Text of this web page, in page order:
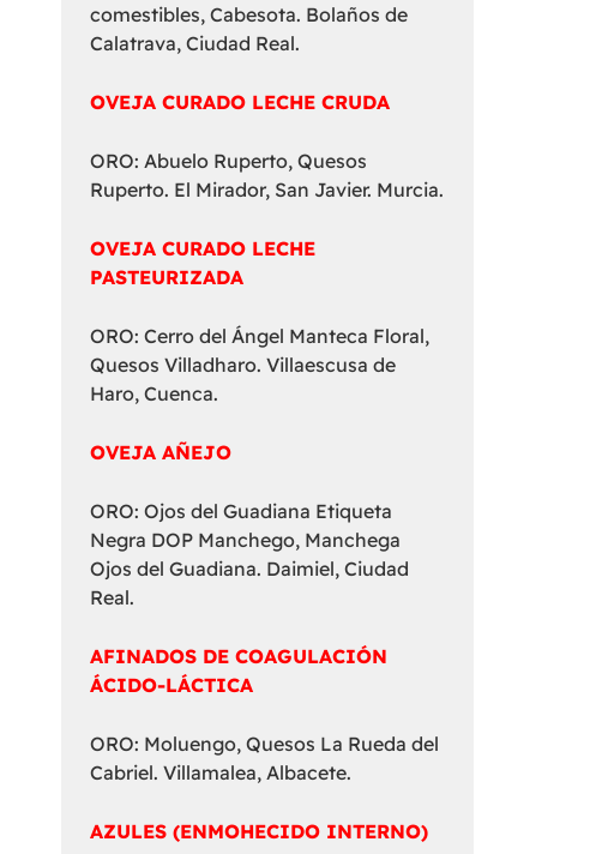
comestibles, Cabesota. Bolaños de
Calatrava, Ciudad Real.
OVEJA CURADO LECHE CRUDA
ORO: Abuelo Ruperto, Quesos
Ruperto. El Mirador, San Javier. Murcia.
OVEJA CURADO LECHE
PASTEURIZADA
ORO: Cerro del Ángel Manteca Floral,
Quesos Villadharo. Villaescusa de
Haro, Cuenca.
OVEJA AÑEJO
ORO: Ojos del Guadiana Etiqueta
Negra DOP Manchego, Manchega
Ojos del Guadiana. Daimiel, Ciudad
Real.
AFINADOS DE COAGULACIÓN
ÁCIDO-LÁCTICA
ORO: Moluengo, Quesos La Rueda del
Cabriel. Villamalea, Albacete.
AZULES (ENMOHECIDO INTERNO)